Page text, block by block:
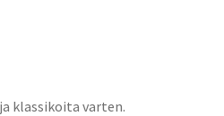
klassikoita varten.